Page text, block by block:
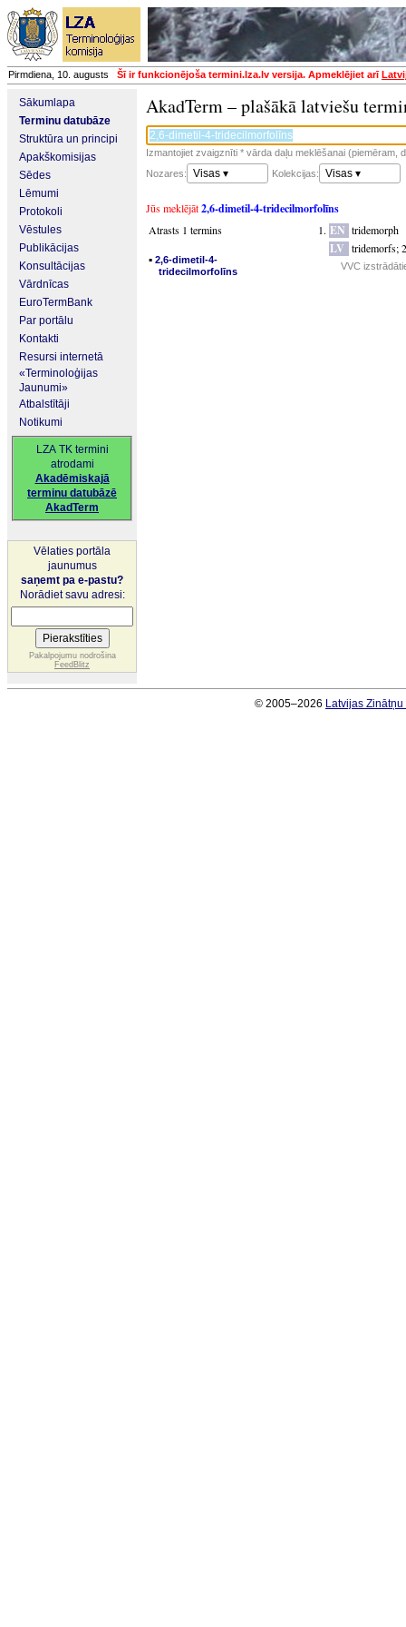
Pirmdiena, 10. augusts Šī ir funkcionējoša termini.lza.lv versija. Apmeklējiet arī
Sākumlapa
Terminu datubāze
Struktūra un principi
Apakškomisijas
Sēdes
Lēmumi
Protokoli
Vēstules
Publikācijas
Konsultācijas
Vārdnīcas
EuroTermBank
Par portālu
Kontakti
Resursi internetā
«Terminoloģijas
Jaunumi»
Atbalstītāji
Notikumi
LZA TK termini
atrodami
Akadēmiskajā
terminu datubāzē
AkadTerm
Vēlaties portāla
jaunumus
saņemt pa e-pastu?
Norādiet savu adresi:
Pakalpojumu nodrošina
FeedBlitz
AkadTerm – plašākā latviešu
Izmantojiet zvaigznīti * vārda daļu meklēšanai (piemēram,
Nozares:
Visas ▾ Kolekcijas: Visas ▾
Jūs meklējāt2,6-dimetil-4-tridecilmorfolīns
Atrasts 1 termins
▪ 2,6-dimetil-4-
tridecilmorfolīns
EN tridemorph
LV tridemorfs;
VVC
© 2005–2026 Latvijas